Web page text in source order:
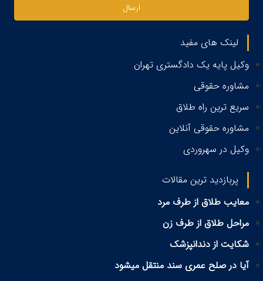
ارسال
لینک های مفید
وکیل پایه یک دادگستری تهران
مشاوره حقوقی
سریع ترین راه طلاق
مشاوره حقوقی آنلاین
وکیل در سهروردی
پربازدید ترین مقالات
معایب طلاق از طرف مرد
مراحل طلاق از طرف زن
شکایت از دندانپزشک
آیا در صلح عمری سند منتقل میشود